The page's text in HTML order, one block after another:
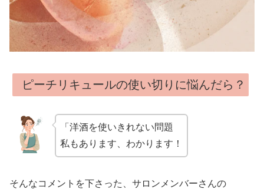
ピーチリキュールの使い切りに悩んだら？
「洋酒を使いきれない問題
私もあります、わかります！
そんなコメントを下さった、サロンメンバーさんの